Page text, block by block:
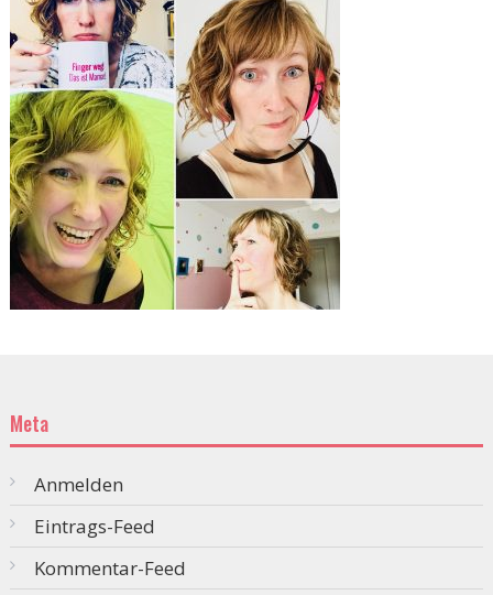
Meta
Anmelden
Eintrags-Feed
Kommentar-Feed